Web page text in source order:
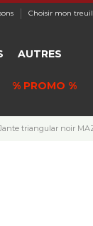
Choisir mon treuil
AUTRES
% PROMO %
triangular noir